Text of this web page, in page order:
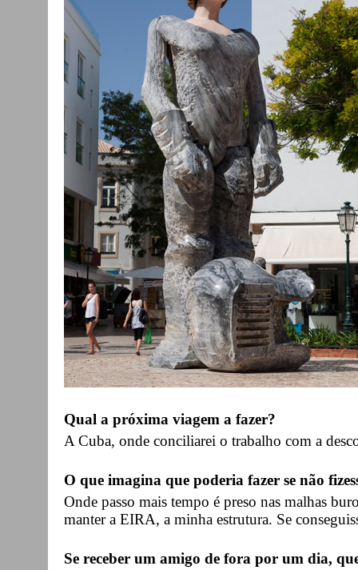
Qual a próxima viagem a fazer?
A Cuba, onde conciliarei o trabalho com a
O que imagina que poderia fazer se não
Onde passo mais tempo é preso nas malhas
manter a EIRA, a minha estrutura. Se
Se receber um amigo de fora por um dia,